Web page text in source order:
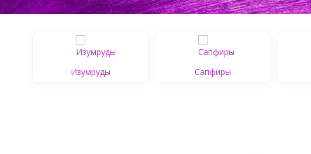
Изумруды Сапфиры